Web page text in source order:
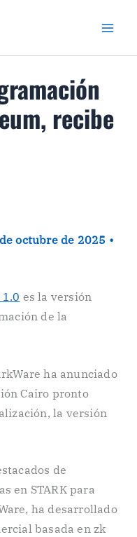
recibe
octubre de 2025 •
1.0 es la versión
de la
ha anunciado
Cairo pronto
la versión
de
en STARK para
ha desarrollado
basada en zk